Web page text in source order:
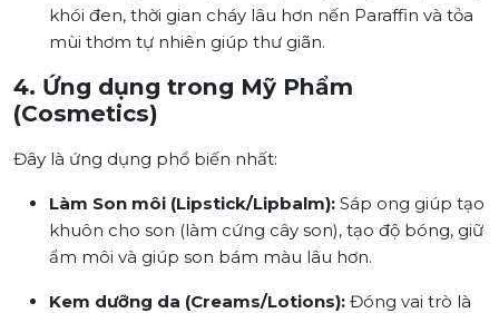
khói đen, thời gian cháy lâu hơn nến Paraffin và tỏa
mùi thơm tự nhiên giúp thư giãn.
4. Ứng dụng trong Mỹ Phẩm
(Cosmetics)
Đây là ứng dụng phổ biến nhất:
Làm Son môi (Lipstick/Lipbalm): Sáp ong giúp tạo
khuôn cho son (làm cứng cây son), tạo độ bóng, giữ
ẩm môi và giúp son bám màu lâu hơn.
Kem dưỡng da (Creams/Lotions): Đóng vai trò là